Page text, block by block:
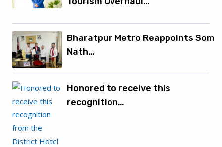
Bharatpur Metro Reappoints Som
Nath…
Honored to receive this
recognition…